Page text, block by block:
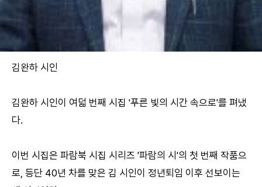
김완하 시인
김완하 시인이 여덟 번째 시집 '푸른 빛의 시간 속으로'를 펴냈
다.
이번 시집은 파람북 시집 시리즈 '파람의 시'의 첫 번째 작품으
로, 등단 40년 차를 맞은 김 시인이 정년퇴임 이후 선보이는